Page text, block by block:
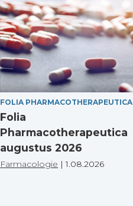
FOLIA PHARMACOTHERAPEUTICA
Folia
Pharmacotherapeutica
augustus 2026
Farmacologie |1.08.2026